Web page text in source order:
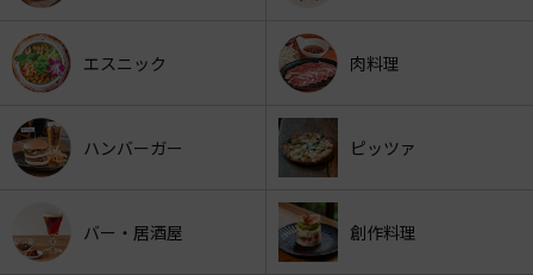
エスニック 肉料理
ハンバーガー ピッツァ
バー・居酒屋 創作料理